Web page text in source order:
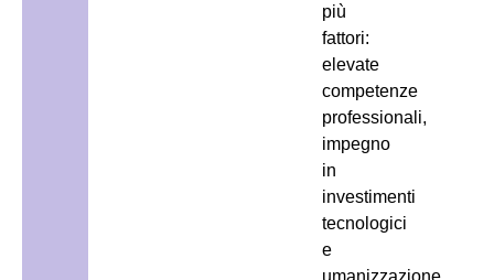
più
fattori:
elevate
competenze
professionali,
impegno
in
investimenti
tecnologici
e
umanizzazione